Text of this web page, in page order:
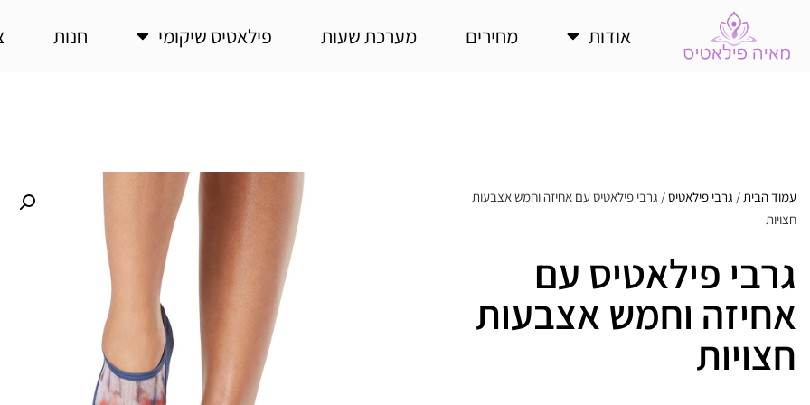
אודות מחירים מערכת שעות פילאטיס שיקומי חנות
עמוד הבית/ גרבי פילאטיס/ גרבי פילאטיס עם אחיזה וחמש אצבעות
חצויות
גרבי פילאטיס עם
אחיזה וחמש אצבעות
חצויות